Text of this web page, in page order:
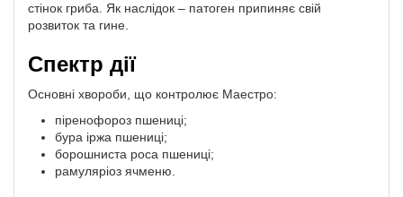
стінок гриба. Як наслідок – патоген припиняє свій
розвиток та гине.
Спектр дії
Основні хвороби, що контролює Маестро:
піренофороз пшениці;
бура іржа пшениці;
борошниста роса пшениці;
рамуляріоз ячменю.